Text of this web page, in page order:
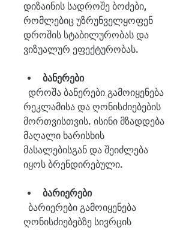
დიზაინის სადროშე ბოძები,
რომლებიც უზრუნველყოფენ
დროშის სტაბილურობას და
ვიზუალურ ეფექტურობას.
ბანერები
რეკლამისა და ღონისძიებების
მორთვისთვის. ისინი მზადდება
მაღალი ხარისხის
მასალებისგან და შეიძლება
იყოს ბრენდირებული.
ბარიერები
ღონისძიებებზე სივრცის